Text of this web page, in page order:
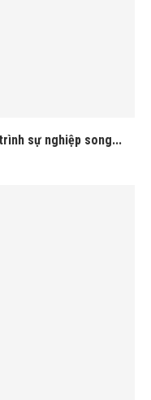
sự nghiệp song...